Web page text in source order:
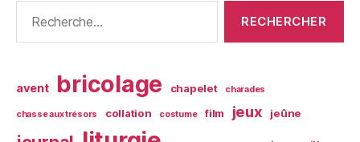
avent bricolage chapelet charades
chasse aux trésors collation costume film jeux jeûne